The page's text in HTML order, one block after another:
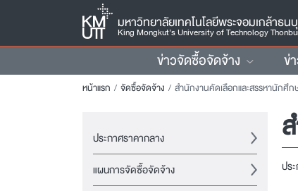
มหาวิทยาลัยเทคโนโลยีพระจอมเกล้าธน
King Mongkut’s University of Technology
ข่าวจัดซื้อจัดจ้าง ข่
หน้าแรก จัดซื้อจัดจ้าง สำนักงานคัดเลือกและสรรหานักศึก
ประกาศราคากลาง
แผนการจัดซื้อจัดจ้าง
ปร